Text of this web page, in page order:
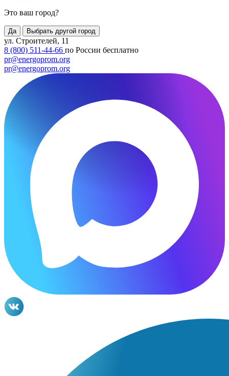
Это ваш город?
Да Выбрать другой город
ул. Строителей, 11
8 (800) 511-44-66 по России бесплатно
pr@energoprom.org
pr@energoprom.org